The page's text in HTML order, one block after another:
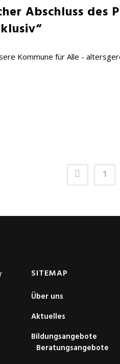
Abschluss des
Kommune für Alle -
1
SITEMAP
Über uns
Aktuelles
Bildungsangebote
Beratungsangebote